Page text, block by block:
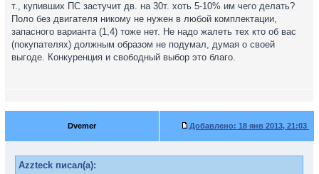
т., купивших ПС застучит дв. на 30т. хоть 5-10% им чего делать?
Поло без двигателя никому не нужен в любой комплектации,
запасного варианта (1,4) тоже нет. Не надо жалеть тех кто об вас
(покупателях) должным образом не подумал, думая о своей
выгоде. Конкуренция и свободный выбор это благо.
Dvemer Добавлено: 18 янв 2013, 21:03
Azzteck писал(а):